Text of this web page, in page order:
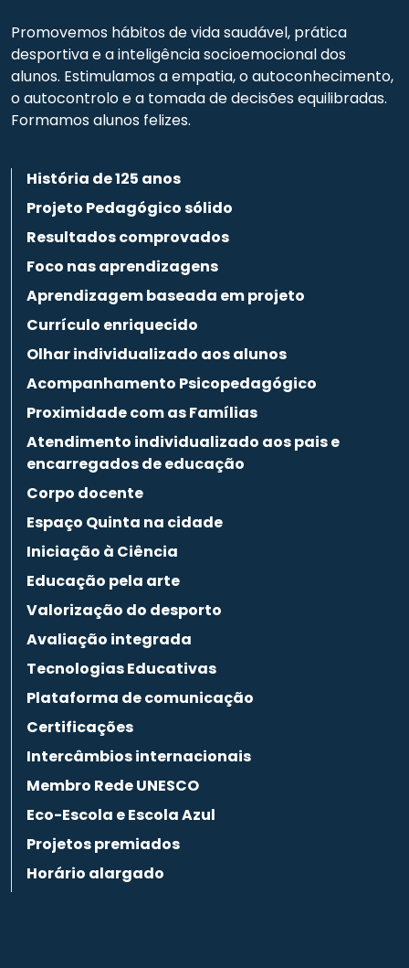
Promovemos hábitos de vida saudável, prática
desportiva e a inteligência socioemocional dos
alunos. Estimulamos a empatia, o autoconhecimento,
o autocontrolo e a tomada de decisões equilibradas.
Formamos alunos felizes.
História de 125 anos
Projeto Pedagógico sólido
Resultados comprovados
Foco nas aprendizagens
Aprendizagem baseada em projeto
Currículo enriquecido
Olhar individualizado aos alunos
Acompanhamento Psicopedagógico
Proximidade com as Famílias
Atendimento individualizado aos pais e
encarregados de educação
Corpo docente
Espaço Quinta na cidade
Iniciação à Ciência
Educação pela arte
Valorização do desporto
Avaliação integrada
Tecnologias Educativas
Plataforma de comunicação
Certificações
Intercâmbios internacionais
Membro Rede UNESCO
Eco-Escola e Escola Azul
Projetos premiados
Horário alargado